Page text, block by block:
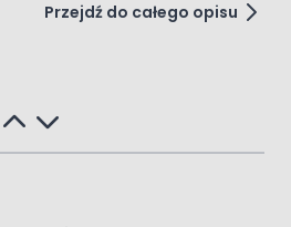
Przejdź do całego opisu